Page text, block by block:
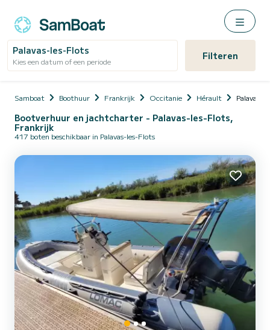
Palavas-les-Flots
Kies een datum of een periode Filteren
Samboat Boothuur Frankrijk Occitanie Hérault Palavas-
Bootverhuur en jachtcharter - Palavas-les-Flots,
Frankrijk
417 boten beschikbaar in Palavas-les-Flots